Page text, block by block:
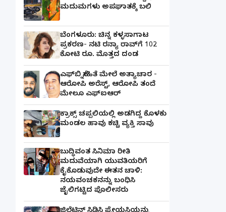
ಮದುಮಗಳು ಅಪಘಾತಕ್ಕೆ ಬಲಿ
ಬೆಂಗಳೂರು: ಚಿನ್ನ ಕಳ್ಳಸಾಗಾಟ
ಪ್ರಕರಣ- ನಟಿ ರನ್ಯಾ ರಾವ್‌ಗೆ 102
ಕೋಟಿ ರೂ. ಮೊತ್ತದ ದಂಡ
ಎಫ್‌ಬಿ ಸ್ನೇಹಿತೆ ಮೇಲೆ ಅತ್ಯಾಚಾರ -
ಆರೋಪಿ ಅರೆಸ್ಟ್, ಆರೋಪಿ ತಂದೆ
ಮೇಲೂ ಎಫ್ಐಆರ್
ಕ್ರಾಕ್ಸ್ ಚಪ್ಪಲಿಯಲ್ಲಿ ಅಡಗಿದ್ದ ಕೊಳಕು
ಮಂಡಲ ಹಾವು ಕಚ್ಚಿ ವ್ಯಕ್ತಿ ಸಾವು
ಬುದ್ಧಿವಂತ ಸಿನಿಮಾ ರೀತಿ
ಮದುವೆಯಾಗಿ ಯುವತಿಯರಿಗೆ
ಕೈಕೊಡುವುದೇ ಈತನ ಚಾಳಿ:
ನಯವಂಚಕನನ್ನು ಬಂಧಿಸಿ
ಜೈಲಿಗಟ್ಟಿದ ಪೊಲೀಸರು